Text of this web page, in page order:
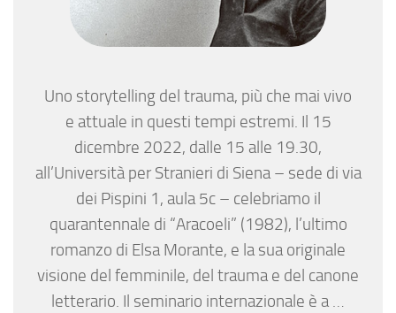
Uno storytelling del trauma, più che mai vivo
e attuale in questi tempi estremi. Il 15
dicembre 2022, dalle 15 alle 19.30,
all’Università per Stranieri di Siena – sede di via
dei Pispini 1, aula 5c – celebriamo il
quarantennale di “Aracoeli” (1982), l’ultimo
romanzo di Elsa Morante, e la sua originale
visione del femminile, del trauma e del canone
letterario. Il seminario internazionale è a …